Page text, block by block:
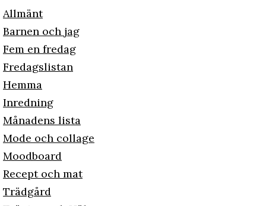
Allmänt
Barnen och jag
Fem en fredag
Fredagslistan
Hemma
Inredning
Månadens lista
Mode och collage
Moodboard
Recept och mat
Trädgård